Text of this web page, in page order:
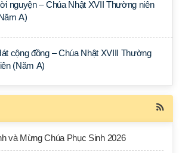
nguyện – Chúa Nhật XVII Thường niên
A)
cộng đồng – Chúa Nhật XVIII Thường
(Năm A)
và Mừng Chúa Phục Sinh 2026